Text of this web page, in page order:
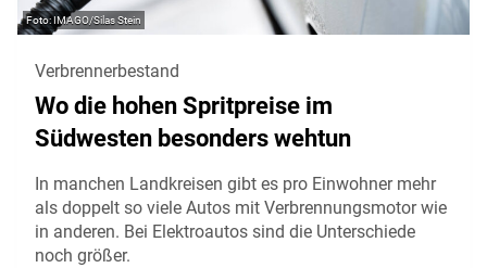
IMAGO/Silas Stein
Verbrennerbestand
Wo die hohen Spritpreise im
Südwesten besonders wehtun
In manchen Landkreisen gibt es pro Einwohner mehr
als doppelt so viele Autos mit Verbrennungsmotor wie
in anderen. Bei Elektroautos sind die Unterschiede
noch größer.